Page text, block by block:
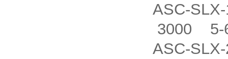
ASC-
3000 5-
ASC-